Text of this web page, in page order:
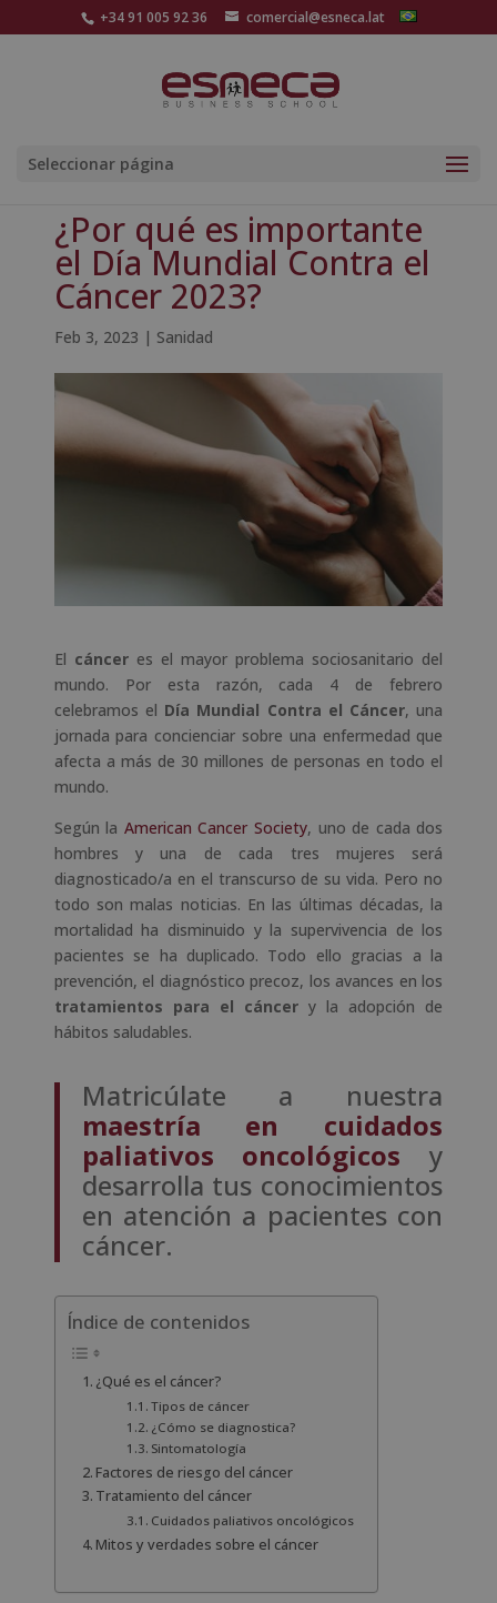
+34 91 005 92 36 comercial@esneca.lat
Seleccionar página
¿Por qué es importante
el Día Mundial Contra el
Cáncer 2023?
Feb 3, 2023 | Sanidad
El cánceres el mayor problema sociosanitario del
mundo. Por esta razón, cada 4 de febrero
celebramos el Día Mundial Contra el Cáncer, una
jornada para concienciar sobre una enfermedad que
afecta a más de 30 millones de personas en todo el
mundo.
Según la American Cancer Society, uno de cada dos
hombres y una de cada tres mujeres será
diagnosticado/a en el transcurso de su vida. Pero no
todo son malas noticias. En las últimas décadas, la
mortalidad ha disminuido y la supervivencia de los
pacientes se ha duplicado. Todo ello gracias a la
prevención, el diagnóstico precoz, los avances en los
tratamientos para el cáncery la adopción de
hábitos saludables.
Matricúlate a nuestra
maestría en cuidados
paliativos oncológicos y
desarrolla tus conocimientos
en atención a pacientes con
cáncer.
Índice de contenidos
¿Qué es el cáncer?
Tipos de cáncer
¿Cómo se diagnostica?
Sintomatología
Factores de riesgo del cáncer
Tratamiento del cáncer
Cuidados paliativos oncológicos
Mitos y verdades sobre el cáncer